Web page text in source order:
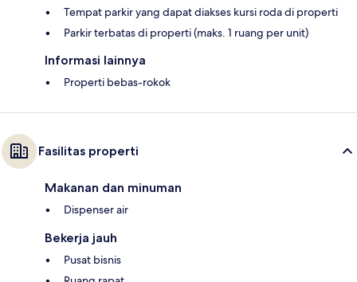
Tempat parkir yang dapat diakses kursi roda di properti
Parkir terbatas di properti (maks. 1 ruang per unit)
Informasi lainnya
Properti bebas-rokok
Fasilitas properti
Makanan dan minuman
Dispenser air
Bekerja jauh
Pusat bisnis